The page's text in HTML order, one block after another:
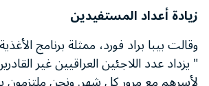
زيادة أعداد المستفيدين
وقالت بيبا براد فورد، ممثلة برنامج
" يزداد عدد اللاجئين العراقيين غير